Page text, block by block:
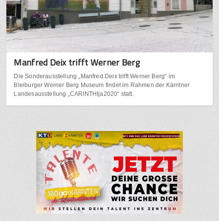
Manfred Deix trifft Werner Berg
Die Sonderausstellung „Manfred Deix trifft Werner Berg“ im
Bleiburger Werner Berg Museum findet im Rahmen der Kärntner
Landesausstellung „CARINTHIja2020“ statt.